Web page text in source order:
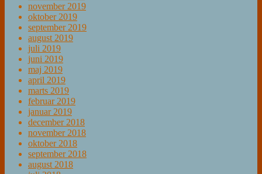
november 2019
oktober 2019
september 2019
august 2019
juli 2019
juni 2019
maj 2019
april 2019
marts 2019
februar 2019
januar 2019
december 2018
november 2018
oktober 2018
september 2018
august 2018